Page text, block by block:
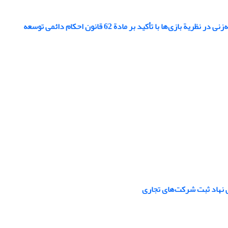
تأکید بر مادة ‏‏62 قانون احکام دائمی توسعه‏
نهاد ثبت شرکت‌های تجاری